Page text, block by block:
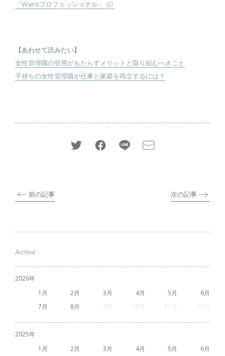
「Warisプロフェッショナル」
【あわせて読みたい】
女性管理職の登用がもたらすメリットと取り組むべきこと
子持ちの女性管理職が仕事と家庭を両立するには？
前の記事 次の記事
Archive
2026
1
2 3 4 5
6
7
8 9 10 11 12
2025
1
2 3 4 5
6